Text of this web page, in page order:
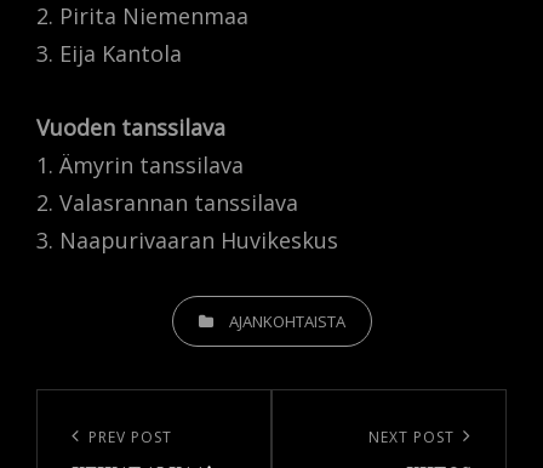
2. Pirita Niemenmaa
3. Eija Kantola
Vuoden tanssilava
1. Ämyrin tanssilava
2. Valasrannan tanssilava
3. Naapurivaaran Huvikeskus
CATEGORIESAJANKOHTAISTA
selaus
Previous
PREV POST NEXT POST